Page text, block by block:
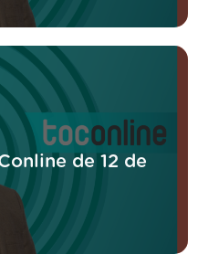
de 12 de